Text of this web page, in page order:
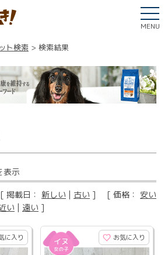
MENU
ト検索 検索結果
示
載日： 新しい | 古い ] [ 価格： 安い
い | 遠い ]
に入り お気に入り